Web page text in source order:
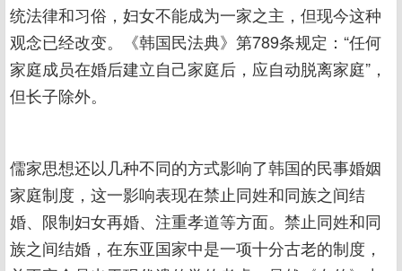
统法律和习俗，妇女不能成为一家之主，但现今这种
观念已经改变。《韩国民法典》第789条规定：“任何
家庭成员在婚后建立自己家庭后，应自动脱离家庭”，
但长子除外。
儒家思想还以几种不同的方式影响了韩国的民事婚姻
家庭制度，这一影响表现在禁止同姓和同族之间结
婚、限制妇女再婚、注重孝道等方面。禁止同姓和同
族之间结婚，在东亚国家中是一项十分古老的制度，